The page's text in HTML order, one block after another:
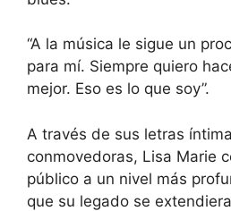
“A la música le sigue un
para mí. Siempre quiero
mejor. Eso es lo que soy”.
A través de sus letras
conmovedoras, Lisa Marie
público a un nivel más
que su legado se